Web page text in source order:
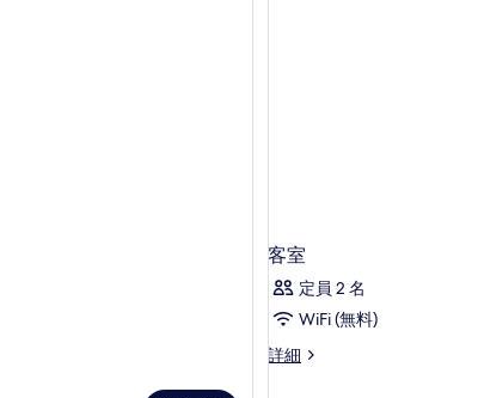
の
写
真
を
細
客室
定員 2 名
WiFi (無料)
詳細
客